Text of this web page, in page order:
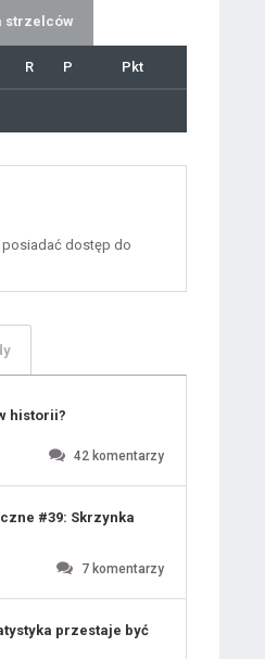
strzelców
R P Pkt
posiadać dostęp do
historii?
42 komentarzy
#39: Skrzynka
7 komentarzy
przestaje być